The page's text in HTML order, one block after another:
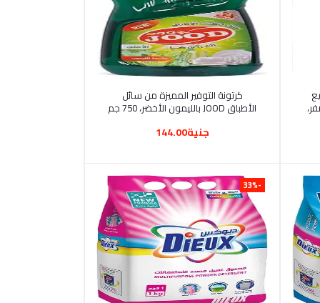
أضف إلى السلة
كرتونة التوفير المميزة من سائل
الأطباق JOOD بالليمون الأخضر، 750 جم
جنية144.00
-33%